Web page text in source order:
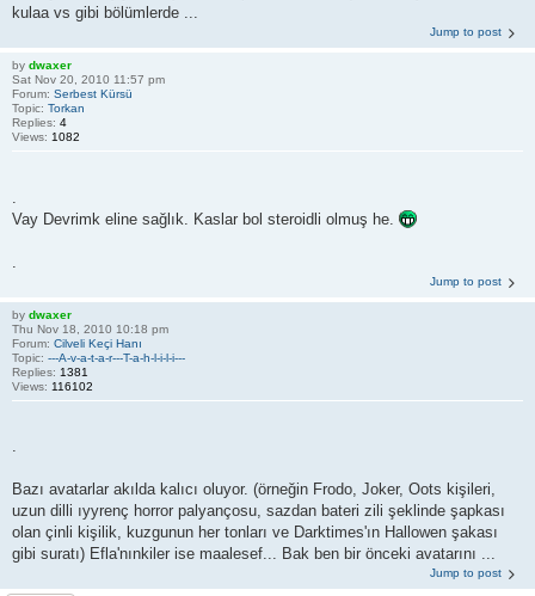
kulaa vs gibi bölümlerde ...
Jump to post
by dwaxer
Sat Nov 20, 2010 11:57 pm
Forum: Serbest Kürsü
Topic: Torkan
Replies: 4
Views: 1082
Vay Devrimk eline sağlık. Kaslar bol steroidli olmuş he.
Jump to post
by dwaxer
Thu Nov 18, 2010 10:18 pm
Forum: Cilveli Keçi Hanı
Topic: ---A-v-a-t-a-r---T-a-h-l-i-l-i---
Replies: 1381
Views: 116102
.
Bazı avatarlar akılda kalıcı oluyor. (örneğin Frodo, Joker, Oots kişileri,
uzun dilli ıyyrenç horror palyançosu, sazdan bateri zili şeklinde şapkası
olan çinli kişilik, kuzgunun her tonları ve Darktimes'ın Hallowen şakası
gibi suratı) Efla'nınkiler ise maalesef... Bak ben bir önceki avatarını ...
Jump to post